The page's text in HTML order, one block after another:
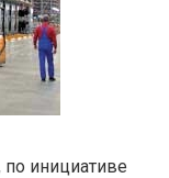
инициативе